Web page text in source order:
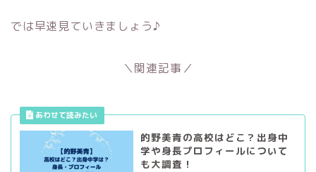
では早速見ていきましょう♪
＼関連記事／
的野美青の高校はどこ？出身中
学や身長プロフィールについて
も大調査！